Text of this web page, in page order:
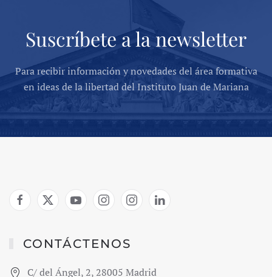
Suscríbete a la newsletter
Para recibir información y novedades del área formativa
en ideas de la libertad del Instituto Juan de Mariana
CONTÁCTENOS
C/ del Ángel, 2, 28005 Madrid